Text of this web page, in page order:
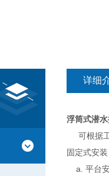
详细
浮筒式潜
可根据工
固定式安
a. 平台安